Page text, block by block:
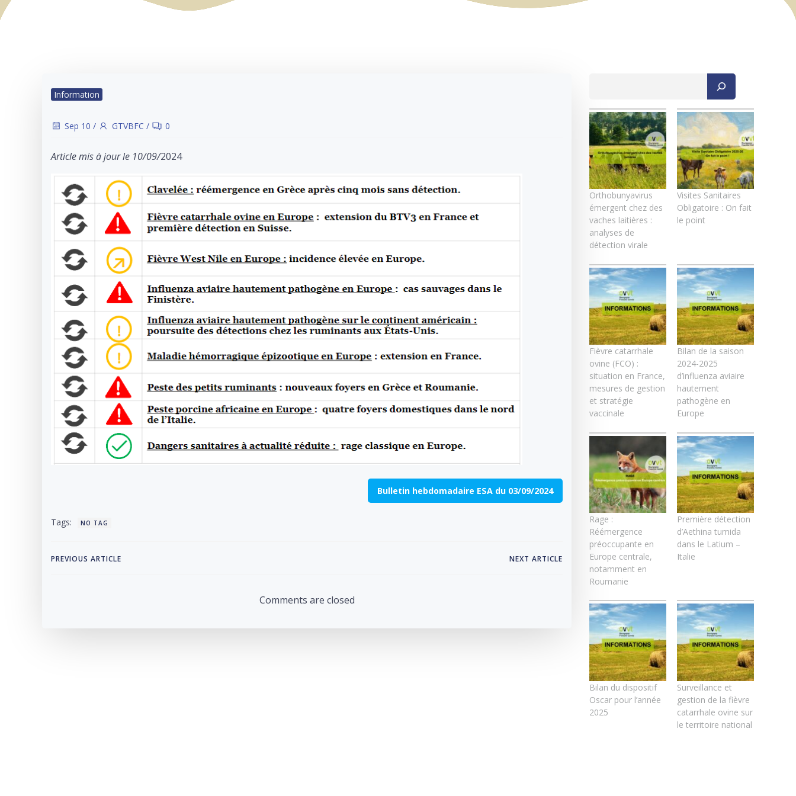
Information
Sep 10 / GTVBFC / 0
Article mis à jour le 10/09/2024
Bulletin hebdomadaire ESA du 03/09/2024
Tags: NO TAG
Post
PREVIOUS ARTICLE
navigation
NEXT ARTICLE
Comments are closed
Orthobunyavirus
émergent chez des
vaches laitières :
analyses de
détection virale
Visites Sanitaires
Obligatoire : On fait
le point
Fièvre catarrhale
ovine (FCO) :
situation en France,
mesures de gestion
et stratégie
vaccinale
Bilan de la saison
2024-2025
d’influenza aviaire
hautement
pathogène en
Europe
Rage :
Réémergence
préoccupante en
Europe centrale,
notamment en
Roumanie
Première détection
d’Aethina tumida
dans le Latium –
Italie
Bilan du dispositif
Oscar pour l’année
2025
Surveillance et
gestion de la fièvre
catarrhale ovine sur
le territoire national